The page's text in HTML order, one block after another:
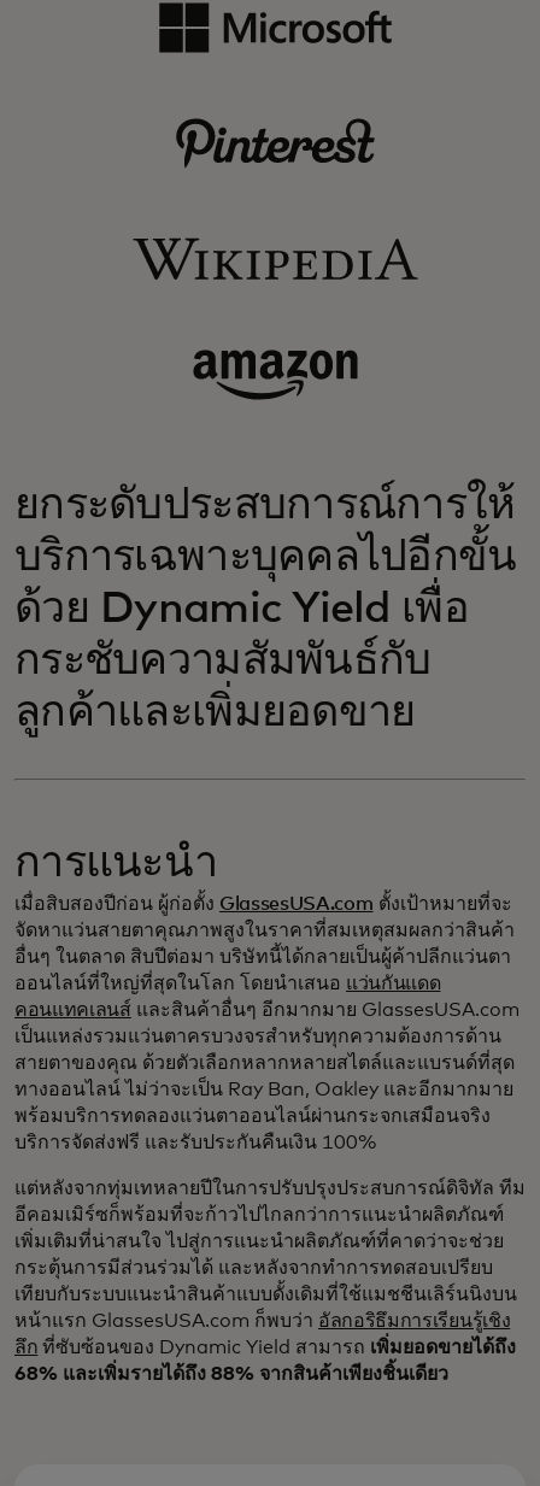
ยกระดับประสบการณ์การให้
บริการเฉพาะบุคคลไปอีกขั้น
ด้วย Dynamic Yield เพื่อ
กระชับความสัมพันธ์กับ
ลูกค้าและเพิ่มยอดขาย
การแนะนำ
เมื่อสิบสองปีก่อน ผู้ก่อตั้ง GlassesUSA.com ตั้งเป้าหมายที่จะ
จัดหาแว่นสายตาคุณภาพสูงในราคาที่สมเหตุสมผลกว่าสินค้า
อื่นๆ ในตลาด สิบปีต่อมา บริษัทนี้ได้กลายเป็นผู้ค้าปลีกแว่นตา
ออนไลน์ที่ใหญ่ที่สุดในโลก โดยนำเสนอ แว่นกันแดด
คอนแทคเลนส์ และสินค้าอื่นๆ อีกมากมาย GlassesUSA.com
เป็นแหล่งรวมแว่นตาครบวงจรสำหรับทุกความต้องการด้าน
สายตาของคุณ ด้วยตัวเลือกหลากหลายสไตล์และแบรนด์ที่สุด
ทางออนไลน์ ไม่ว่าจะเป็น Ray Ban, Oakley และอีกมากมาย
พร้อมบริการทดลองแว่นตาออนไลน์ผ่านกระจกเสมือนจริง
บริการจัดส่งฟรี และรับประกันคืนเงิน 100%
แต่หลังจากทุ่มเทหลายปีในการปรับปรุงประสบการณ์ดิจิทัล ทีม
อีคอมเมิร์ซก็พร้อมที่จะก้าวไปไกลกว่าการแนะนำผลิตภัณฑ์
เพิ่มเติมที่น่าสนใจ ไปสู่การแนะนำผลิตภัณฑ์ที่คาดว่าจะช่วย
กระตุ้นการมีส่วนร่วมได้ และหลังจากทำการทดสอบเปรียบ
เทียบกับระบบแนะนำสินค้าแบบดั้งเดิมที่ใช้แมชชีนเลิร์นนิงบน
หน้าแรก GlassesUSA.com ก็พบว่า อัลกอริธึมการเรียนรู้เชิง
ลึก ที่ซับซ้อนของ Dynamic Yield สามารถ เพิ่มยอดขายได้ถึง
68% และเพิ่มรายได้ถึง 88% จากสินค้าเพียงชิ้นเดียว